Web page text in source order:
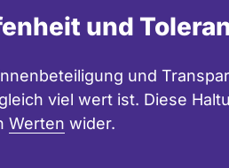
und
und
viel wert ist. Diese
Werten wider.